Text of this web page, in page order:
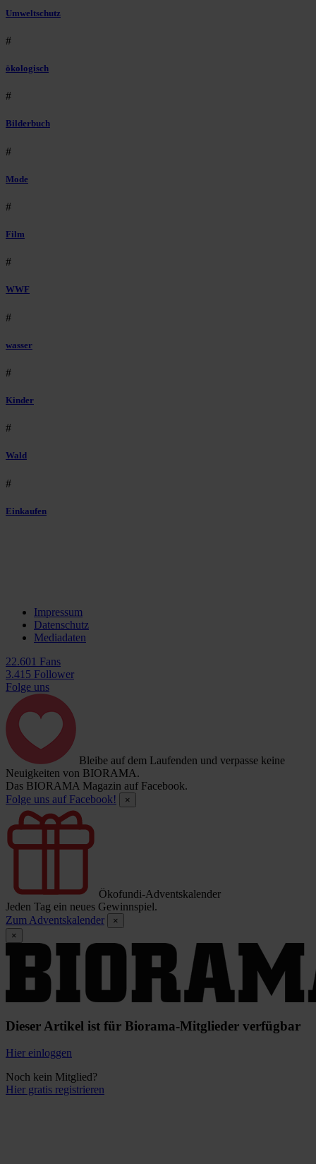
Umweltschutz
#
ökologisch
#
Bilderbuch
#
Mode
#
Film
#
WWF
#
wasser
#
Kinder
#
Wald
#
Einkaufen
Impressum
Datenschutz
Mediadaten
22.601 Fans
3.415 Follower
Folge uns
Bleibe auf dem Laufenden und verpasse keine
Neuigkeiten von BIORAMA.
Das BIORAMA Magazin auf Facebook.
Folge uns auf Facebook!
×
Ökofundi-Adventskalender
Jeden Tag ein neues Gewinnspiel.
Zum Adventskalender
×
×
Dieser Artikel ist für Biorama-Mitglieder verfügbar
Hier einloggen
Noch kein Mitglied?
Hier gratis registrieren